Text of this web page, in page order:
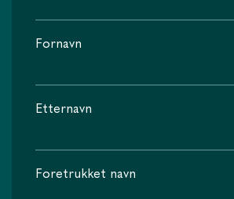
Fornavn
Etternavn
Foretrukket navn